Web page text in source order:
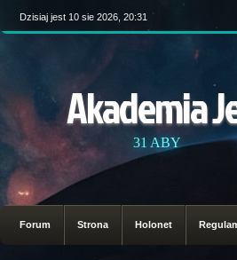
Dzisiaj jest 10 sie 2026, 20:31
Akademia
31 ABY
Forum Strona Holonet